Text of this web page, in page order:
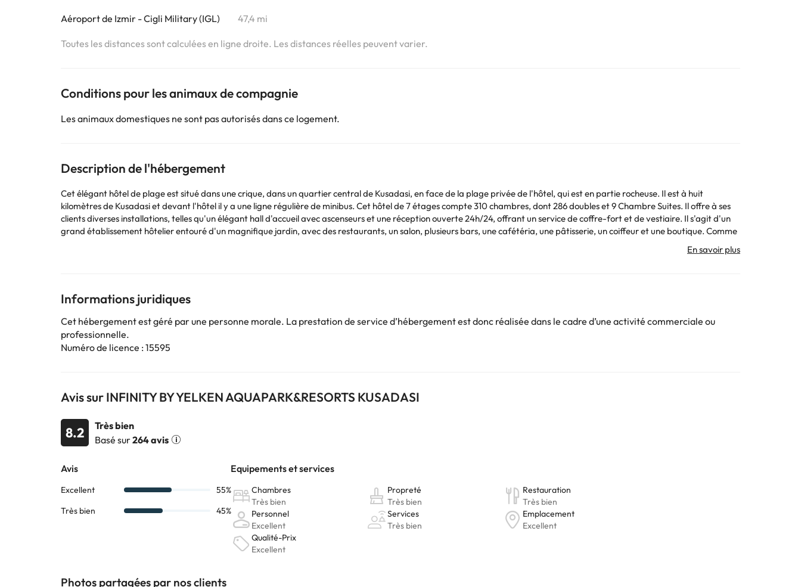
Aéroport de Izmir - Cigli Military (IGL) 47,4 mi
Toutes les distances sont calculées en ligne droite. Les distances réelles peuvent varier.
Conditions pour les animaux de compagnie
Les animaux domestiques ne sont pas autorisés dans ce logement.
Description de l'hébergement
Cet élégant hôtel de plage est situé dans une crique, dans un quartier central de Kusadasi, en face de la plage privée de l'hôtel, qui est en partie rocheuse. Il est à huit
kilomètres de Kusadasi et devant l'hôtel il y a une ligne régulière de minibus. Cet hôtel de 7 étages compte 310 chambres, dont 286 doubles et 9 Chambre Suites. Il offre à ses
clients diverses installations, telles qu'un élégant hall d'accueil avec ascenseurs et une réception ouverte 24h/24, offrant un service de coffre-fort et de vestiaire. Il s'agit d'un
grand établissement hôtelier entouré d'un magnifique jardin, avec des restaurants, un salon, plusieurs bars, une cafétéria, une pâtisserie, un coiffeur et une boutique. Comme
avantages supplémentaires sont le service de chambre, la blanchisserie et les soins médicaux. Le parking, la borne Internet et le club enfants seront également à votre
disposition. Les chambres douillettes et confortables disposent d'une salle de bain avec sèche-cheveux, d'une ligne téléphonique directe, de la télévision par satellite ou par
sport, d'un vaste programme d'activités qui dépend de la saison. Vous pourrez également pratiquer les sports ou activités suivants : aquagym, bateau banane, ski nautique,
jet ski, bateau à moteur, planche à voile, catamaran, canoë, pédalo et aérobic. Boissons incluses. Tous les repas de la journée sont proposés sous forme de buffet. Le client peut
également commander des aliments diététiques et des plats spéciaux. Vous avez la possibilité de réserver tous les services inclus.
Informations juridiques
Cet hébergement est géré par une personne morale. La prestation de service d’hébergement est donc réalisée dans le cadre d’une activité commerciale ou
professionnelle.
Numéro de licence : 15595
Avis sur INFINITY BY YELKEN AQUAPARK&RESORTS KUSADASI
8.2
Très bien
Basé sur264 avis
Photos partagées par nos clients